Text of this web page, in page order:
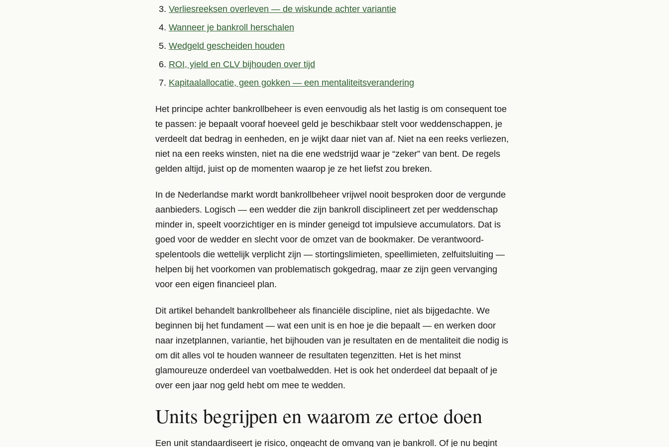
Verliesreeksen overleven — de wiskunde achter variantie
Wanneer je bankroll herschalen
Wedgeld gescheiden houden
ROI, yield en CLV bijhouden over tijd
Kapitaalallocatie, geen gokken — een mentaliteitsverandering
Het principe achter bankrollbeheer is even eenvoudig als het lastig is om consequent toe
te passen: je bepaalt vooraf hoeveel geld je beschikbaar stelt voor weddenschappen, je
verdeelt dat bedrag in eenheden, en je wijkt daar niet van af. Niet na een reeks verliezen,
niet na een reeks winsten, niet na die ene wedstrijd waar je “zeker” van bent. De regels
gelden altijd, juist op de momenten waarop je ze het liefst zou breken.
In de Nederlandse markt wordt bankrollbeheer vrijwel nooit besproken door de vergunde
aanbieders. Logisch — een wedder die zijn bankroll disciplineert zet per weddenschap
minder in, speelt voorzichtiger en is minder geneigd tot impulsieve accumulators. Dat is
goed voor de wedder en slecht voor de omzet van de bookmaker. De verantwoord-
spelentools die wettelijk verplicht zijn — stortingslimieten, speellimieten, zelfuitsluiting —
helpen bij het voorkomen van problematisch gokgedrag, maar ze zijn geen vervanging
voor een eigen financieel plan.
Dit artikel behandelt bankrollbeheer als financiële discipline, niet als bijgedachte. We
beginnen bij het fundament — wat een unit is en hoe je die bepaalt — en werken door
naar inzetplannen, variantie, het bijhouden van je resultaten en de mentaliteit die nodig is
om dit alles vol te houden wanneer de resultaten tegenzitten. Het is het minst
glamoureuze onderdeel van voetbalwedden. Het is ook het onderdeel dat bepaalt of je
over een jaar nog geld hebt om mee te wedden.
Units begrijpen en waarom ze ertoe doen
Een unit standaardiseert je risico, ongeacht de omvang van je bankroll. Of je nu begint